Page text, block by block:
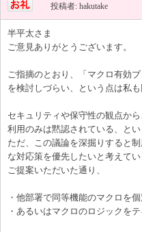
投稿者: hakutake
半平太さま
ご意見ありがとうございます。
ご指摘のとおり、「マクロ有効
を検討しづらい、という点は私も
セキュリティや保守性の観点か
利用のみは黙認されている、と
ただ、この議論を深掘りすると
な対応策を優先したいと考えてい
ご提案いただいた通り、
・他部署で同等機能のマクロを
・あるいはマクロのロジックを